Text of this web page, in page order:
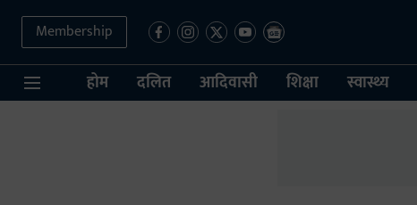
Membership
होम दलित आदिवासी शिक्षा स्वास्थ्य